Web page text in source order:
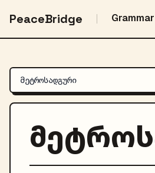
PeaceBridge Grammar